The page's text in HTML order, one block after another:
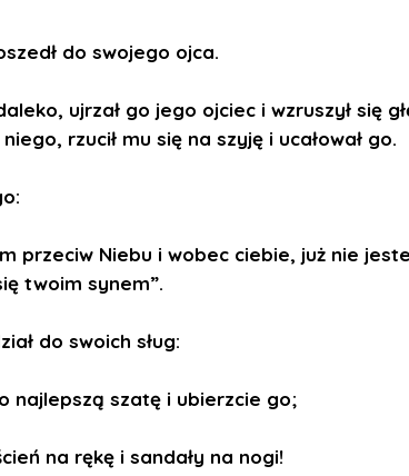
do swojego ojca.
ujrzał go jego ojciec i wzruszył się
rzucił mu się na szyję i ucałował go.
przeciw Niebu i wobec ciebie, już nie
twoim synem”.
do swoich sług:
najlepszą szatę i ubierzcie go;
na rękę i sandały na nogi!